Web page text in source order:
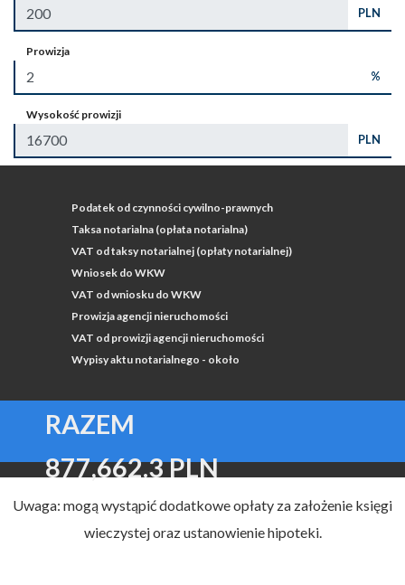
PLN
Prowizja
%
Wysokość prowizji
PLN
Podatek od czynności cywilno-prawnych
Taksa notarialna (opłata notarialna)
VAT od taksy notarialnej (opłaty notarialnej)
Wniosek do WKW
VAT od wniosku do WKW
Prowizja agencji nieruchomości
VAT od prowizji agencji nieruchomości
Wypisy aktu notarialnego - około
RAZEM
877,662.3 PLN
Uwaga: mogą wystąpić dodatkowe opłaty za założenie księgi
wieczystej oraz ustanowienie hipoteki.